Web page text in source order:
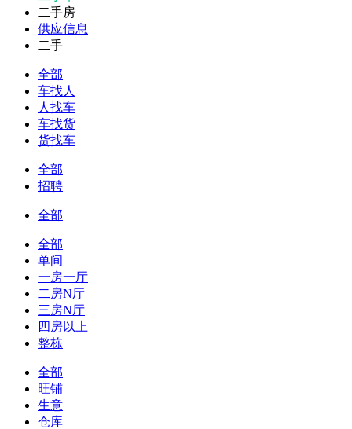
二手房
供应信息
二手
全部
车找人
人找车
车找货
货找车
全部
招聘
全部
全部
单间
一房一厅
二房N厅
三房N厅
四房以上
整栋
全部
旺铺
生意
仓库